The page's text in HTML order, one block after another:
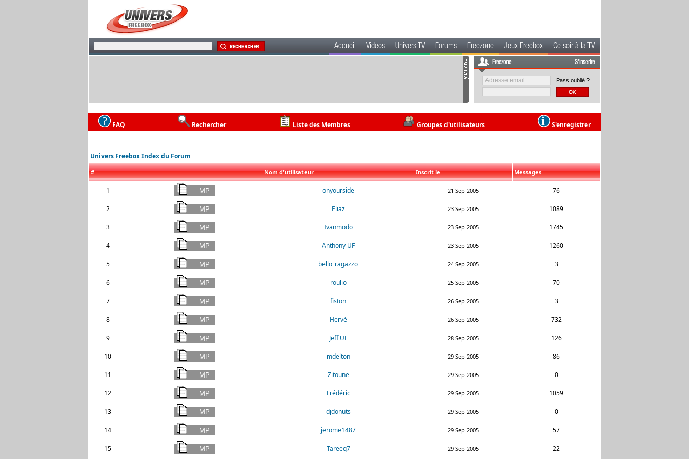
Accueil Videos Univers TV Forums Freezone Jeux Freebox Ce soir à la TV
Freezone S'inscrire
Pass oublié ?
FAQ Rechercher Liste des Membres Groupes d'utilisateurs S'enregistrer
Univers Freebox Index du Forum
# Nom d'utilisateur Inscrit le Messages
1 onyourside 21 Sep 2005 76
2 Eliaz 23 Sep 2005 1089
3 Ivanmodo 23 Sep 2005 1745
4 Anthony UF 23 Sep 2005 1260
5 bello_ragazzo 24 Sep 2005 3
6 roulio 25 Sep 2005 70
7 fiston 26 Sep 2005 3
8 Hervé 26 Sep 2005 732
9 Jeff UF 28 Sep 2005 126
10 mdelton 29 Sep 2005 86
11 Zitoune 29 Sep 2005 0
12 Frédéric 29 Sep 2005 1059
13 djdonuts 29 Sep 2005 0
14 jerome1487 29 Sep 2005 57
15 Tareeq7 29 Sep 2005 22